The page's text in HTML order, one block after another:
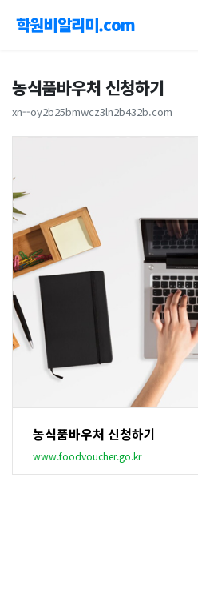
학원비알리미.com
농식품바우처 신청하기
xn--oy2b25bmwcz3ln2b432b.com
농식품바우처 신청하기
www.foodvoucher.go.kr